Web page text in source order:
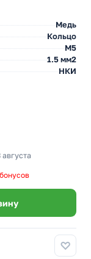
Медь
Кольцо
М5
1.5 мм2
НКИ
августа